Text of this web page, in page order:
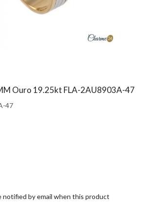
Ouro 19.25kt FLA-2AU8903A-47
47
notified by email when this product